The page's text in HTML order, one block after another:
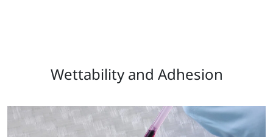
Wettability and Adhesion